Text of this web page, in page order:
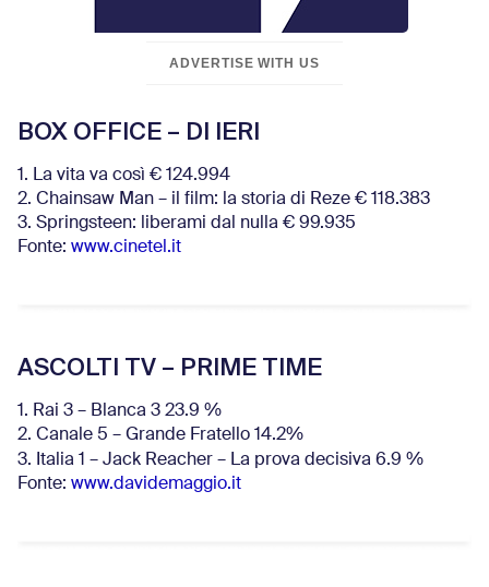
ADVERTISE WITH US
BOX OFFICE – DI IERI
1. La vita va così € 124.994
2. Chainsaw Man – il film: la storia di Reze € 118.383
3. Springsteen: liberami dal nulla € 99.935
Fonte: www.cinetel.it
ASCOLTI TV – PRIME TIME
1. Rai 3 – Blanca 3 23.9 %
2. Canale 5 – Grande Fratello 14.2%
3. Italia 1 – Jack Reacher – La prova decisiva 6.9 %
Fonte: www.davidemaggio.it